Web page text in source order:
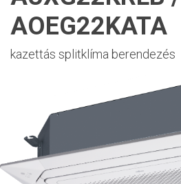
AOEG22KATA
kazettás splitklíma berendezés